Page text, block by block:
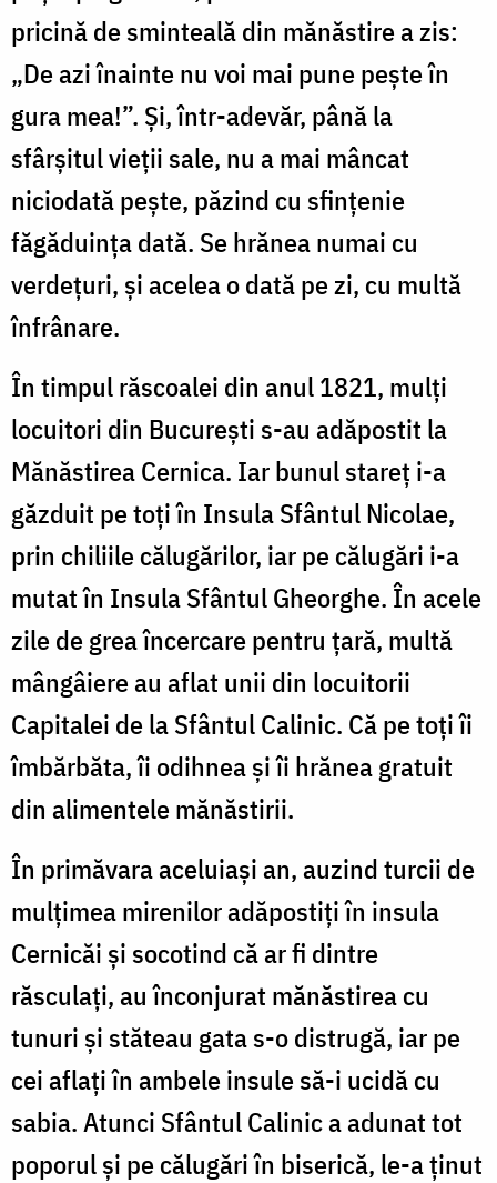
pricină de sminteală din mănăstire a zis:
„De azi înainte nu voi mai pune pește în
gura mea!”. Și, într-adevăr, până la
sfârșitul vieții sale, nu a mai mâncat
niciodată pește, păzind cu sfințenie
făgăduința dată. Se hrănea numai cu
verdețuri, și acelea o dată pe zi, cu multă
înfrânare.
În timpul răscoalei din anul 1821, mulți
locuitori din București s-au adăpostit la
Mănăstirea Cernica. Iar bunul stareț i-a
găzduit pe toți în Insula Sfântul Nicolae,
prin chiliile călugărilor, iar pe călugări i-a
mutat în Insula Sfântul Gheorghe. În acele
zile de grea încercare pentru țară, multă
mângâiere au aflat unii din locuitorii
Capitalei de la Sfântul Calinic. Că pe toți îi
îmbărbăta, îi odihnea și îi hrănea gratuit
din alimentele mănăstirii.
În primăvara aceluiași an, auzind turcii de
mulțimea mirenilor adăpostiți în insula
Cernicăi și socotind că ar fi dintre
răsculați, au înconjurat mănăstirea cu
tunuri și stăteau gata s-o distrugă, iar pe
cei aflați în ambele insule să-i ucidă cu
sabia. Atunci Sfântul Calinic a adunat tot
poporul și pe călugări în biserică, le-a ținut